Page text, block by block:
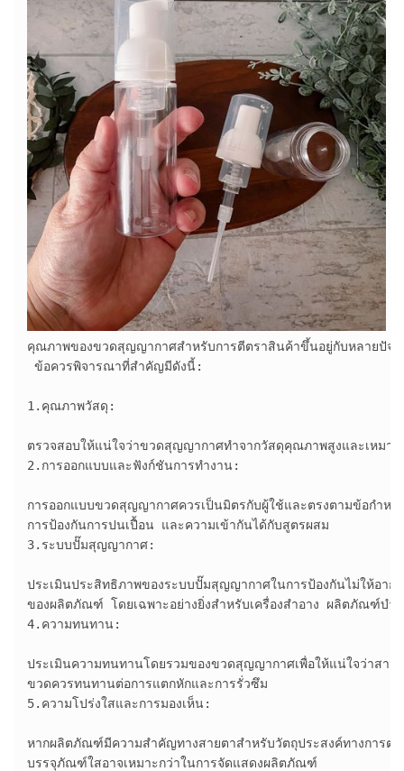
คุณภาพของขวดสุญญากาศสำหรับการตีตราสินค้าขึ้นอยู่กับหลายปัจ
ข้อควรพิจารณาที่สำคัญมีดังนี้:
1.คุณภาพวัสดุ:
ตรวจสอบให้แน่ใจว่าขวดสุญญากาศทำจากวัสดุคุณภาพสูงและเห
2.การออกแบบและฟังก์ชันการทำงาน:
การออกแบบขวดสุญญากาศควรเป็นมิตรกับผู้ใช้และตรงตามข้อกำ
การป้องกันการปนเปื้อน และความเข้ากันได้กับสูตรผสม
3.ระบบปั๊มสุญญากาศ:
ประเมินประสิทธิภาพของระบบปั๊มสุญญากาศในการป้องกันไม่ให้อ
ของผลิตภัณฑ์ โดยเฉพาะอย่างยิ่งสำหรับเครื่องสำอาง ผลิตภัณฑ์บ
4.ความทนทาน:
ประเมินความทนทานโดยรวมของขวดสุญญากาศเพื่อให้แน่ใจว่าส
ขวดควรทนทานต่อการแตกหักและการรั่วซึม
5.ความโปร่งใสและการมองเห็น:
หากผลิตภัณฑ์มีความสำคัญทางสายตาสำหรับวัตถุประสงค์ทางการ
บรรจุภัณฑ์ใสอาจเหมาะกว่าในการจัดแสดงผลิตภัณฑ์